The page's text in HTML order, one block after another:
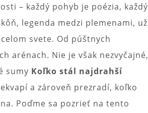
– každý pohyb je poézia, každý
legenda medzi plemenami, už
svete. Od púštnych
arénach. Nie je však nezvyčajné,
sumy Koľko stál najdrahší
a zároveň prezradí, koľko
Poďme sa pozrieť na tento